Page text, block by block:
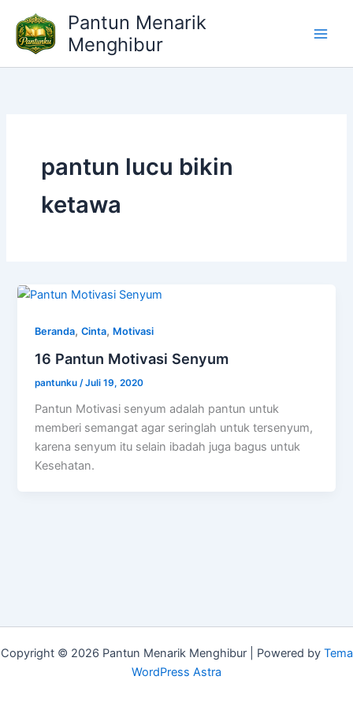
konten
Pantun Menarik
Menghibur
pantun lucu bikin
ketawa
Beranda,Cinta, Motivasi
16 Pantun Motivasi Senyum
pantunku /Juli 19, 2020
Pantun Motivasi senyum adalah pantun untuk
memberi semangat agar seringlah untuk tersenyum,
karena senyum itu selain ibadah juga bagus untuk
Kesehatan.
Copyright © 2026 Pantun Menarik Menghibur | Powered by Tema
WordPress Astra